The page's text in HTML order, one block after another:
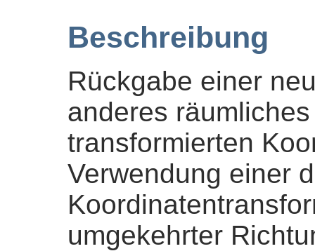
Beschreibung
Rückgabe einer
anderes
transformierten
Verwendung einer
umgekehrter